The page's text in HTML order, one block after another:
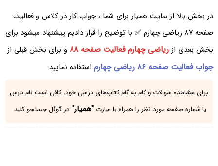
در بخش بالا از سایت همیار برای شما ، جواب کار در کلاس و فعالیت
صفحه ۸۷ ریاضی چهارم ✅ با توضیح را قرار دادیم پیشنهاد میشود برای
بخش بعدی از ریاضی چهارم فعالیت صفحه ۸۸ و برای بخش قبلی از
جواب فعالیت صفحه ۸۶ ریاضی چهارم استفاده نمایید.
برای مشاهده سوالات و گام به گام کتاب‌های درسی خود، کافی است نام درس
یا شماره صفحه مورد نظر را همراه با عبارت"همیار" در گوگل جستجو کنید.